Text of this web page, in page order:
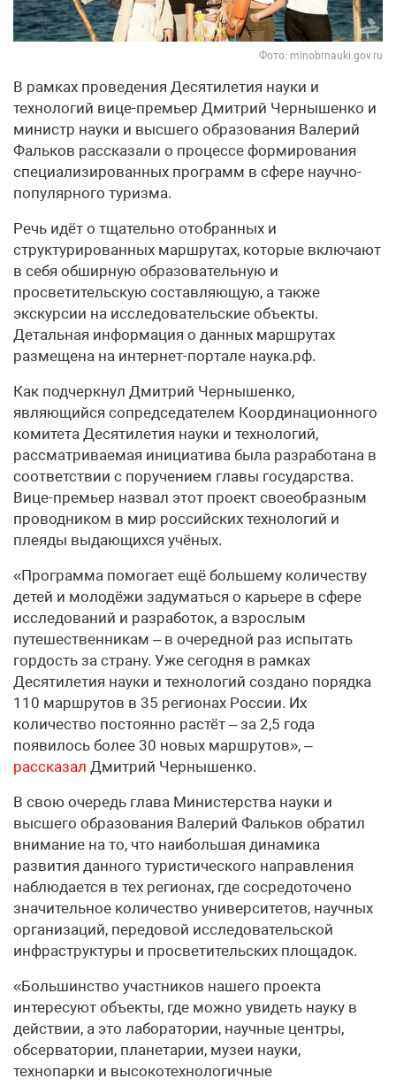
Фото: minobrnauki.gov.ru
В рамках проведения Десятилетия науки и
технологий вице-премьер Дмитрий Чернышенко и
министр науки и высшего образования Валерий
Фальков рассказали о процессе формирования
специализированных программ в сфере научно-
популярного туризма.
Речь идёт о тщательно отобранных и
структурированных маршрутах, которые включают
в себя обширную образовательную и
просветительскую составляющую, а также
экскурсии на исследовательские объекты.
Детальная информация о данных маршрутах
размещена на интернет-портале наука.рф.
Как подчеркнул Дмитрий Чернышенко,
являющийся сопредседателем Координационного
комитета Десятилетия науки и технологий,
рассматриваемая инициатива была разработана в
соответствии с поручением главы государства.
Вице-премьер назвал этот проект своеобразным
проводником в мир российских технологий и
плеяды выдающихся учёных.
«Программа помогает ещё большему количеству
детей и молодёжи задуматься о карьере в сфере
исследований и разработок, а взрослым
путешественникам – в очередной раз испытать
гордость за страну. Уже сегодня в рамках
Десятилетия науки и технологий создано порядка
110 маршрутов в 35 регионах России. Их
количество постоянно растёт – за 2,5 года
появилось более 30 новых маршрутов», –
рассказал Дмитрий Чернышенко.
В свою очередь глава Министерства науки и
высшего образования Валерий Фальков обратил
внимание на то, что наибольшая динамика
развития данного туристического направления
наблюдается в тех регионах, где сосредоточено
значительное количество университетов, научных
организаций, передовой исследовательской
инфраструктуры и просветительских площадок.
«Большинство участников нашего проекта
интересуют объекты, где можно увидеть науку в
действии, а это лаборатории, научные центры,
обсерватории, планетарии, музеи науки,
технопарки и высокотехнологичные